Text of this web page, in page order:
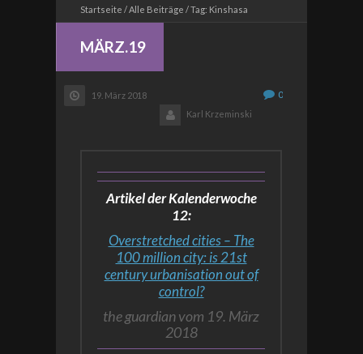
Startseite Alle Beiträge Tag: Kinshasa
MÄRZ.19
19. März 2018
0
Karl Krzeminski
Artikel der Kalenderwoche
12:
Overstretched cities – The
100 million city: is 21st
century urbanisation out of
control?
the guardian vom 19. März
2018